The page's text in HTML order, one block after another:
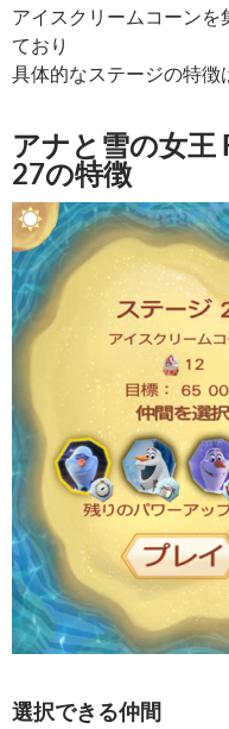
アイスクリームコーンを
ており
具体的なステージの特徴
アナと雪の女王
27の特徴
選択できる仲間